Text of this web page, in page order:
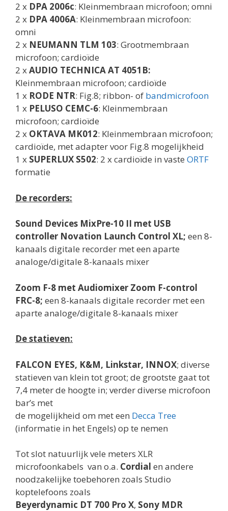
2 x DPA 2006c: Kleinmembraan microfoon; omni
2 x DPA 4006A: Kleinmembraan microfoon:
omni
2 x NEUMANN TLM 103: Grootmembraan
microfoon; cardioïde
2 xAUDIO TECHNICAAT 4051B:
Kleinmembraan microfoon; cardioïde
1 x RODE NTR: Fig.8; ribbon- of bandmicrofoon
1 x PELUSO CEMC-6: Kleinmembraan
microfoon; cardioïde
2 x OKTAVA MK012: Kleinmembraan microfoon;
cardioïde, met adapter voor Fig.8 mogelijkheid
1 x SUPERLUX S502: 2 x cardioïde in vaste ORTF
formatie
De recorders:
Sound Devices MixPre-10 II met USB
controller Novation Launch Control XL; een 8-
kanaals digitale recorder met een aparte
analoge/digitale 8-kanaals mixer
Zoom F-8 met Audiomixer Zoom F-control
FRC-8; een 8-kanaals digitale recorder met een
aparte analoge/digitale 8-kanaals mixer
De statieven:
FALCON EYES, K&M, Linkstar, INNOX; diverse
statieven van klein tot groot; de grootste gaat tot
7,4 meter de hoogte in; verder diverse microfoon
bar’s met
de mogelijkheid om met een Decca Tree
(informatie in het Engels) op te nemen
Tot slot natuurlijk vele meters XLR
microfoonkabels van o.a. Cordial en andere
noodzakelijke toebehoren zoals Studio
koptelefoons zoals
Beyerdynamic DT 700 Pro X, Sony MDR